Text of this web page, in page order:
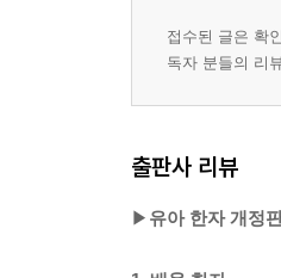
접수된 글은 확
독자 분들의 리
출판사 리뷰
▶ 유아 한자 개정